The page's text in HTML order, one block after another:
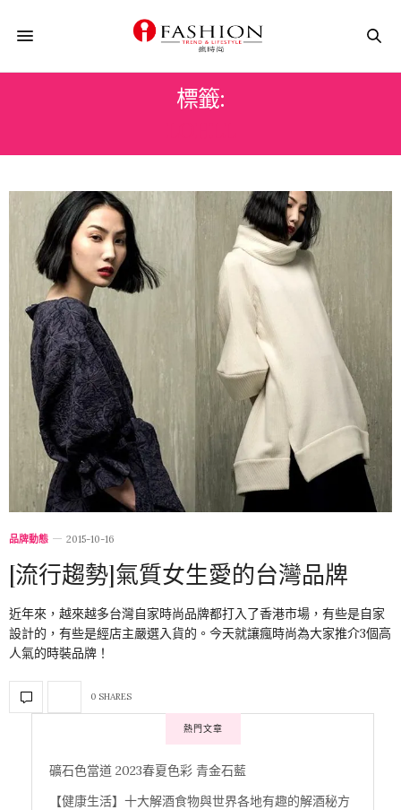
標籤:
品牌動態 2015-10-16
[流行趨勢]氣質女生愛的台灣品牌
近年來，越來越多台灣自家時尚品牌都打入了香港市場，有些是自家
設計的，有些是經店主嚴選入貨的。今天就讓瘋時尚為大家推介3個高
人氣的時裝品牌！
0 SHARES
熱門文章
礦石色當道 2023春夏色彩 青金石藍
【健康生活】十大解酒食物與世界各地有趣的解酒秘方